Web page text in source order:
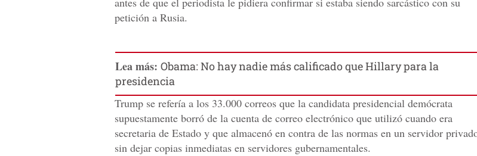
petición a Rusia.
Lea más: Obama: No hay nadie más calificado que Hillary para la
presidencia
Trump se refería a los 33.000 correos que la candidata presidencial demócrata
supuestamente borró de la cuenta de correo electrónico que utilizó cuando era
secretaria de Estado y que almacenó en contra de las normas en un servidor
sin dejar copias inmediatas en servidores gubernamentales.